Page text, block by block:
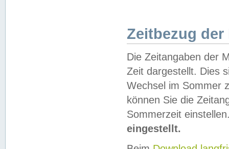
Zeitbezug der
Die Zeitangaben der
Zeit dargestellt. Dies
Wechsel im Sommer
können Sie die
Sommerzeit
eingestellt.